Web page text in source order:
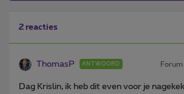
2 reacties
ThomasP ANTWOORD
Dag Krislin, ik heb dit even voor je